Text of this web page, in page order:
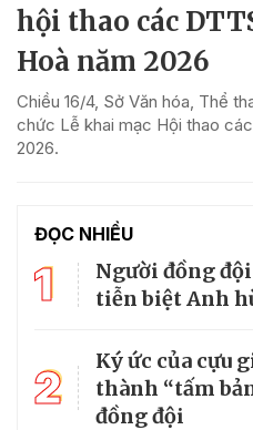
hội thao các
Hoà năm 2026
Chiều 16/4, Sở Văn hóa, Thể
chức Lễ khai mạc Hội thao
2026.
ĐỌC NHIỀU
1
Người đồng
tiễn biệt Anh
2
Ký ức của cựu
thành “tấm
đồng đội